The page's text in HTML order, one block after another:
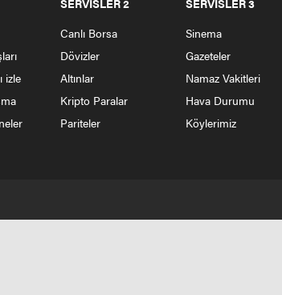
izle
SERVİSLER 2
Canlı Borsa
Dövizler
Altınlar
Kripto Paralar
Pariteler
SERVİSLER 3
Sinema
Gazeteler
Namaz Vakitleri
Hava Durumu
Köylerimiz